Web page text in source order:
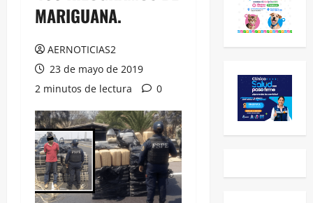
MARIGUANA.
AERNOTICIAS2
23 de mayo de 2019
2 minutos de lectura
0